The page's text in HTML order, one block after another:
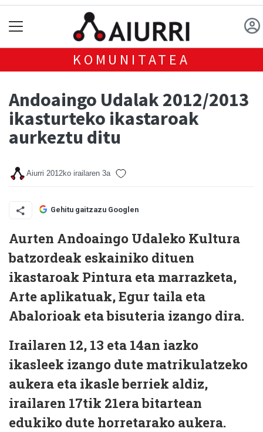
KOMUNITATEA
Andoaingo Udalak 2012/2013
ikasturteko ikastaroak
aurkeztu ditu
Aiurri 2012ko irailaren 3a
Gehitu gaitzazu Googlen
Aurten Andoaingo Udaleko Kultura
batzordeak eskainiko dituen
ikastaroak Pintura eta marrazketa,
Arte aplikatuak, Egur taila eta
Abalorioak eta bisuteria izango dira.
Irailaren 12, 13 eta 14an iazko
ikasleek izango dute matrikulatzeko
aukera eta ikasle berriek aldiz,
irailaren 17tik 21era bitartean
edukiko dute horretarako aukera.